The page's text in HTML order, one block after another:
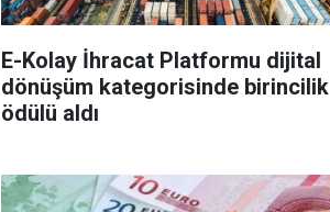
E-Kolay İhracat Platformu dijital
dönüşüm kategorisinde birincilik
ödülü aldı